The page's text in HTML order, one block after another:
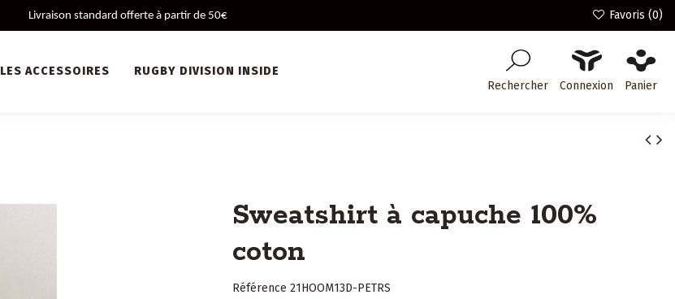
Livraison standard offerte à partir de 50€ Favoris (0)
LES ACCESSOIRES
RUGBY DIVISION INSIDE
Rechercher
Connexion Panier
Sweatshirt à capuche 100%
coton
Référence 21HOOM13D-PETRS